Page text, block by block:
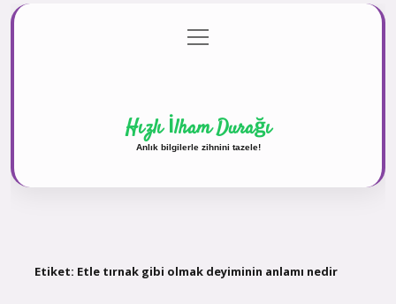
Gizlilik Politikası
menüyü
aç
Hızlı İlham Durağı
Anlık bilgilerle zihnini tazele!
Etiket: Etle tırnak gibi olmak deyiminin anlamı nedir